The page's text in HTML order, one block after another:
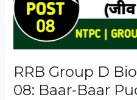
RRB Group D
08: Baar-Baar